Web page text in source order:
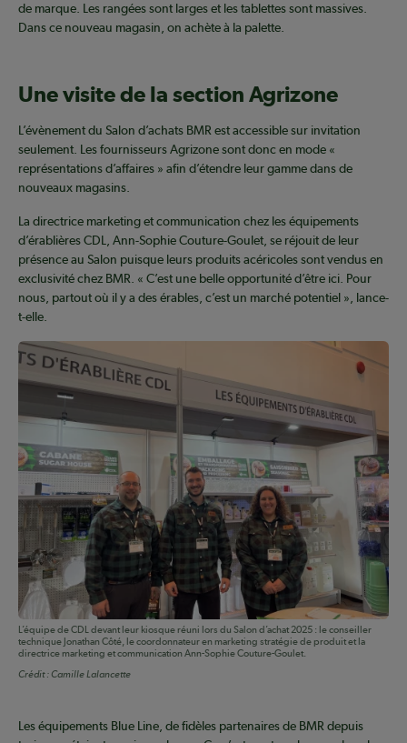
de marque. Les rangées sont larges et les tablettes sont massives.
Dans ce nouveau magasin, on achète à la palette.
Une visite de la section Agrizone
L’évènement du Salon d’achats BMR est accessible sur invitation
seulement. Les fournisseurs Agrizone sont donc en mode «
représentations d’affaires » afin d’étendre leur gamme dans de
nouveaux magasins.
La directrice marketing et communication chez les équipements
d’érablières CDL, Ann-Sophie Couture-Goulet, se réjouit de leur
présence au Salon puisque leurs produits acéricoles sont vendus en
exclusivité chez BMR. « C’est une belle opportunité d’être ici. Pour
nous, partout où il y a des érables, c’est un marché potentiel », lance-
t-elle.
L’équipe de CDL devant leur kiosque réuni lors du Salon d’achat 2025 : le conseiller
technique Jonathan Côté, le coordonnateur en marketing stratégie de produit et la
directrice marketing et communication Ann-Sophie Couture-Goulet.
Crédit : Camille Lalancette
Les équipements Blue Line, de fidèles partenaires de BMR depuis